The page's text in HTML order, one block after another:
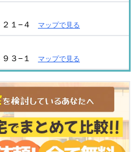
１−４ マップで見る
３−１ マップで見る